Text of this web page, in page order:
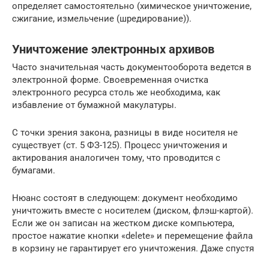
определяет самостоятельно (химическое уничтожение,
сжигание, измельчение (шредирование)).
Уничтожение электронных архивов
Часто значительная часть документооборота ведется в
электронной форме. Своевременная очистка
электронного ресурса столь же необходима, как
избавление от бумажной макулатуры.
С точки зрения закона, разницы в виде носителя не
существует (ст. 5 ФЗ-125). Процесс уничтожения и
актирования аналогичен тому, что проводится с
бумагами.
Нюанс состоят в следующем: документ необходимо
уничтожить вместе с носителем (диском, флэш-картой).
Если же он записан на жестком диске компьютера,
простое нажатие кнопки «delete» и перемещение файла
в корзину не гарантирует его уничтожения. Даже спустя